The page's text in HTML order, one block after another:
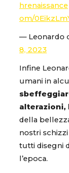
hrenaissance
om/
— Leonardo
8, 2023
Infine
umani in
alterazioni,
della
nostri
tutti disegni
l’epoca.